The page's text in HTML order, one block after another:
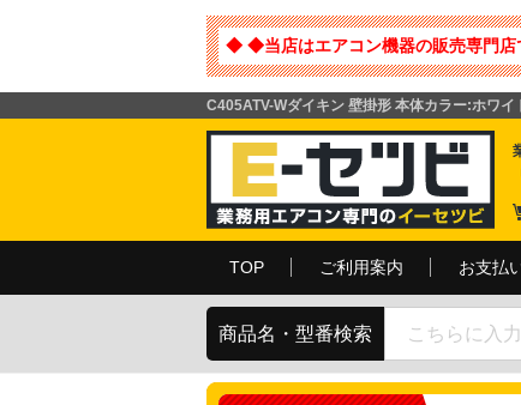
◆ ◆当店はエアコン機器の販売専門店
C405ATV-Wダイキン 壁掛形 本体カラー:ホワ
TOP ご利用案内 お支払
商品名・型番検索